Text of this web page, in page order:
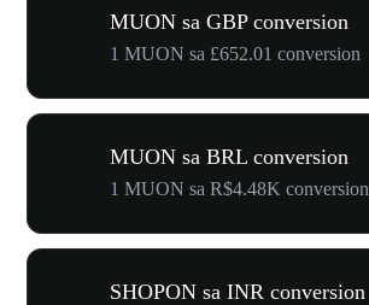
MUON sa GBP conversion
1 MUON sa £652.01 conversion
MUON sa BRL conversion
1 MUON sa R$4.48K conversion
SHOPON sa INR conversion